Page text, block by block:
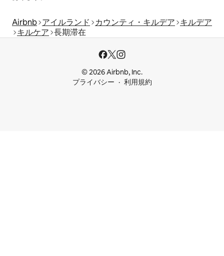
Airbnb アイルランド カウンティ・キルデア キルデア
キルケア 長期滞在
© 2026 Airbnb, Inc.
プライバシー
利用規約